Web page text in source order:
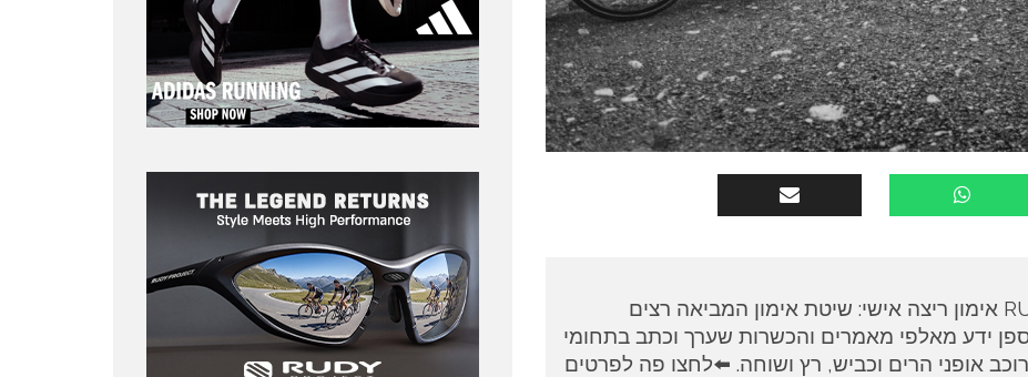
גיא, מאמן RUNPANEL אימון ריצה אישי: שיטת אימון המביאה רצים
ידע מאלפי מאמרים והכשרות שערך וכתב בתחומי
אופני הרים וכביש, רץ ושוחה. ⬅️לחצו פה לפרטים